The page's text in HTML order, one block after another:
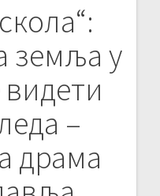
земља у
видети
–
драма